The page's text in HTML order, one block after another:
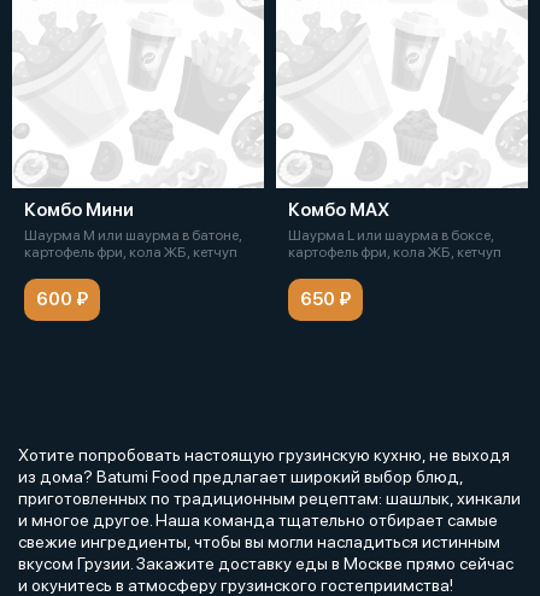
Комбо Мини
Шаурма М или шаурма в батоне,
картофель фри, кола ЖБ, кетчуп
600 ₽
Комбо МАХ
Шаурма L или шаурма в боксе,
картофель фри, кола ЖБ, кетчуп
650 ₽
Хотите попробовать настоящую грузинскую кухню, не выходя
из дома? Batumi Food предлагает широкий выбор блюд,
приготовленных по традиционным рецептам: шашлык, хинкали
и многое другое. Наша команда тщательно отбирает самые
свежие ингредиенты, чтобы вы могли насладиться истинным
вкусом Грузии. Закажите доставку еды в Москве прямо сейчас
и окунитесь в атмосферу грузинского гостеприимства!